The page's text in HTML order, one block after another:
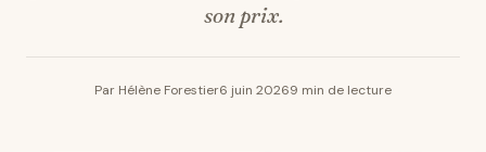
son prix.
Par Hélène Forestier6 juin 20269 min de lecture